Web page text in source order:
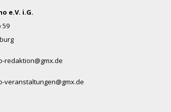
e.V. i.G.
59
redaktion@gmx.de
veranstaltungen@gmx.de